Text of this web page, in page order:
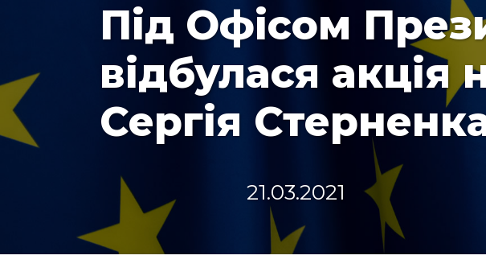
Під Офісом
відбулася акція
Сергія
21.03.2021